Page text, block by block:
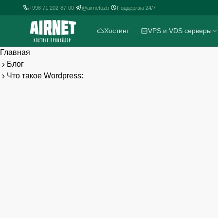
+998 71 202-87-00| @airnetuzb| Поддержка 24/7
Хостинг VPS и VDS серверы
Главная
Блог
Что такое Wordpress:
+998 71 202-87-00| @airnetuzb| Поддержка 24/7
Хостинг VPS и VDS серверы